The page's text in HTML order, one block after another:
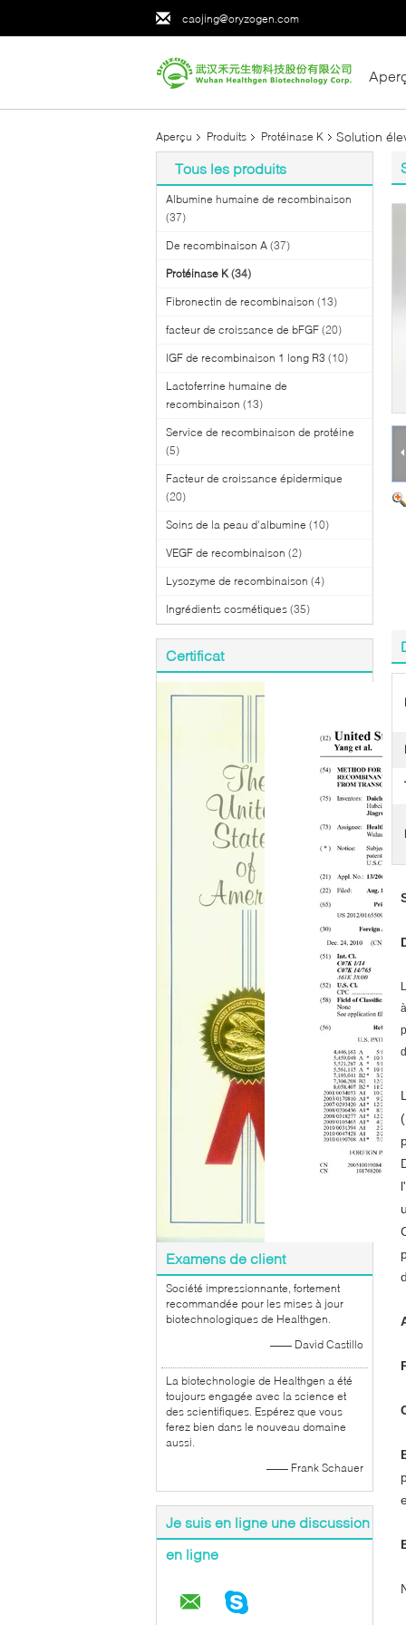
caojing@oryzogen.com
Aperçu Produits Protéinase K Solution
Tous les produits
Albumine humaine de recombinaison
(37)
De recombinaison A (37)
Protéinase K (34)
Fibronectin de recombinaison (13)
facteur de croissance de bFGF (20)
IGF de recombinaison 1 long R3 (10)
Lactoferrine humaine de
recombinaison (13)
Service de recombinaison de protéine
(5)
Facteur de croissance épidermique
(20)
Soins de la peau d'albumine (10)
VEGF de recombinaison (2)
Lysozyme de recombinaison (4)
Ingrédients cosmétiques (35)
Certificat
Examens de client
Société impressionnante, fortement
recommandée pour les mises à jour
biotechnologiques de Healthgen.
—— David Castillo
La biotechnologie de Healthgen a été
toujours engagée avec la science et
des scientifiques. Espérez que vous
ferez bien dans le nouveau domaine
aussi.
—— Frank Schauer
Je suis en ligne une discussion
en ligne